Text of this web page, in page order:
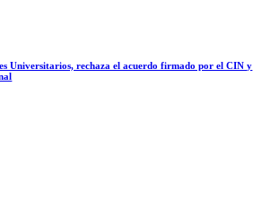
Universitarios, rechaza el acuerdo firmado por el CIN y